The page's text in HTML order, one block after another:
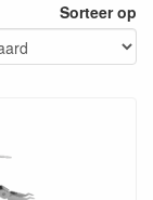
Sorteer op